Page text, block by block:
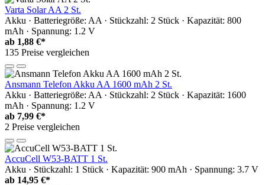
Varta Solar AA 2 St.
Akku · Batteriegröße: AA · Stückzahl: 2 Stück · Kapazität: 800
mAh · Spannung: 1.2 V
ab 1,88 €*
135 Preise vergleichen
Ansmann Telefon Akku AA 1600 mAh 2 St.
Akku · Batteriegröße: AA · Stückzahl: 2 Stück · Kapazität: 1600
mAh · Spannung: 1.2 V
ab 7,99 €*
2 Preise vergleichen
AccuCell W53-BATT 1 St.
Akku · Stückzahl: 1 Stück · Kapazität: 900 mAh · Spannung: 3.7 V
ab 14,95 €*